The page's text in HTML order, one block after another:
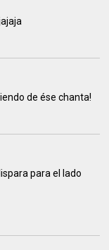
de ése chanta!
para el lado